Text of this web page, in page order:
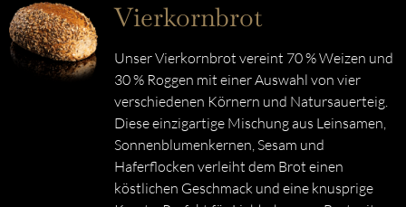
Vierkornbrot
Unser Vierkornbrot vereint 70 % Weizen und
30 % Roggen mit einer Auswahl von vier
verschiedenen Körnern und Natursauerteig.
Diese einzigartige Mischung aus Leinsamen,
Sonnenblumenkernen, Sesam und
Haferflocken verleiht dem Brot einen
köstlichen Geschmack und eine knusprige